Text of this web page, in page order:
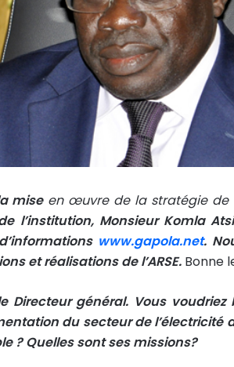
miseen œuvre de la stratégie de
l’institution, Monsieur Komla
www.gapola.net.
et réalisations de l’ARSE. Bonne
Directeur général. Vous
du secteur de l’électricité
? Quelles sont ses missions?